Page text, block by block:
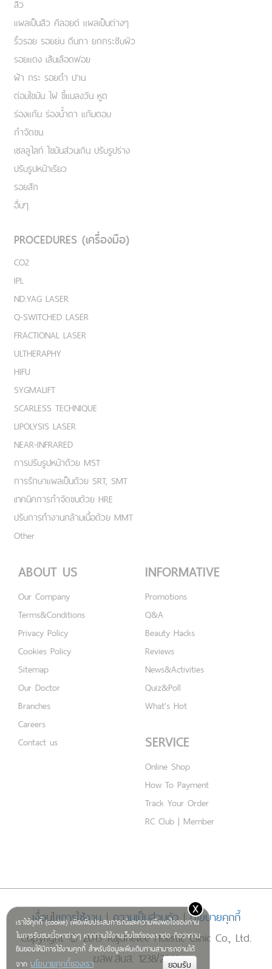
เราใช้คุกกี้ (cookie) เพื่อเพิ่มประสบการณ์และความพึงพอใจของท่าน
ในการรับชมเนื้อหาต่างๆ หากท่านใช้งานเว็บไซต์ของเราต่อ ถือว่าท่าน
ยินยอมให้มีการใช้งานคุกกี้ สำหรับข้อมูลเพิ่มเติมท่านสามารถอ่านได้
จาก นโยบายคุกกี้ของเรา
x
สิว
แผลเป็นสิว คีลอยด์ แผลเป็นต่างๆ
ริ้วรอย รอยย่น ตีนกา ยกกระชับผิว
รอยแดง เส้นเลือดฟอย
ฝ้า กระ รอยดำ ปาน
ต่อมไขมัน ไฝ ขี้แมลงวัน หูด
ร่องแก้ม ร่องน้ำตา แก้มตอบ
กำจัดขน
เชลลูไลท์ ไขมันส่วนเกิน ปรับรูปร่าง
ปรับรูปหน้าเรียว
รอยสัก
อื่นๆ
PROCEDURES (เครื่องมือ)
CO2
IPL
ND:YAG LASER
Q-SWITCHED LASER
FRACTIONAL LASER
ULTHERAPHY
HIFU
SYGMALIFT
SCARLESS TECHNIQUE
LIPOLYSIS LASER
NEAR-INFRARED
การปรับรูปหน้าด้วย MST
การรักษาแผลเป็นด้วย SRT, SMT
เทคนิคการกำจัดขนด้วย HRE
ปรับการทำงานกล้ามเนื้อด้วย MMT
Other
ABOUT US
Our Company
Terms&Conditions
Privacy Policy
Cookies Policy
Sitemap
Our Doctor
Branches
Careers
Contact us
INFORMATIVE
Promotions
Q&A
Beauty Hacks
Reviews
News&Activities
Quiz&Poll
What's Hot
SERVICE
Online Shop
How To Payment
Track Your Order
RC Club | Member
เงื่อนไขการใช้งาน|ความเป็นส่วนตัว|นโยบายคุกกี้
Copyright © 2019 Rajdhevee Holistic Clinic Co., Ltd.
ฆสพ.สบส. 1238/2562